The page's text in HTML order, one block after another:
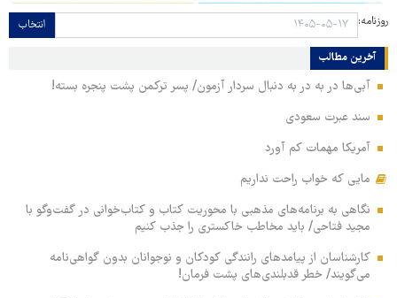
روزنامه: انتخاب
آخرین مطالب
آبی‌ها در به در به دنبال سردار آزمون/ پسر ترکمن پشت پنجره بسته!
سند عبرت سعودی
آمریکا مهمات کم آورد
مایی که خواب راحت نداریم
نگاهی به برنامه‌های مذهبی با محوریت کتاب و کتاب‌خوانی در گفت‌وگو با
مجید فتاحی/ باید مخاطب خاکستری را جذب کنیم
کارشناسان از پیامدهای رانندگی کودکان و نوجوانان بدون گواهی‌نامه
می‌گویند/ خطر قدبلندی‌های پشت فرمان!